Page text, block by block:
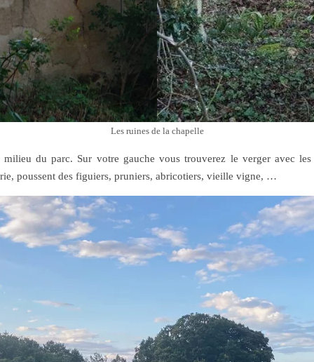
Les ruines de la chapelle
du parc. Sur votre gauche vous trouverez le verger avec
poussent des figuiers, pruniers, abricotiers, vieille vigne, …